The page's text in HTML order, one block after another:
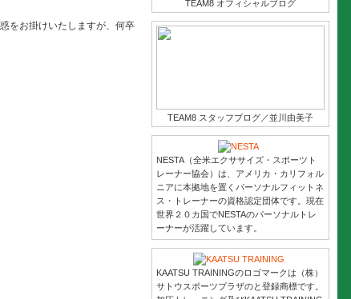
をお掛けいたしますが、何卒
TEAM8 オフィシャルブログ
TEAM8 スタッフブログ／並川由美子
NESTA（全米エクササイズ・スポーツト
レーナー協会）は、アメリカ・カリフォル
ニアに本拠地を置くパーソナルフィットネ
ス・トレーナーの資格認定団体です。現在
世界２０カ国でNESTAのパーソナルトレ
ーナーが活躍しています。
KAATSU TRAININGのロゴマークは（株）
サトウスポーツプラザのと登録商標です。